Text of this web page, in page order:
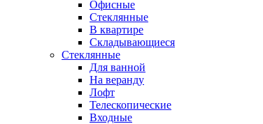
Офисные
Стеклянные
В квартире
Складывающиеся
Стеклянные
Для ванной
На веранду
Лофт
Телескопические
Входные